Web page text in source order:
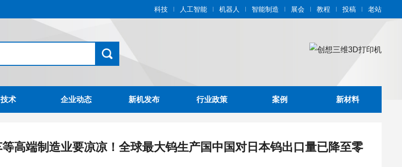
科技 人工智能 机器人 智能制造 展会 教程 投稿 老站
技术 企业动态 新机发布 行业政策 案例 新材料
高端制造业要凉凉！全球最大钨生产国中国对日本钨出口量已降至零